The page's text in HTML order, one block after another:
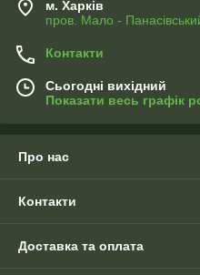
м. Харків
пров. Мало -
Контакти
Сьогодні вихідний
Показати весь графік
Про нас
Контакти
Доставка та оплата